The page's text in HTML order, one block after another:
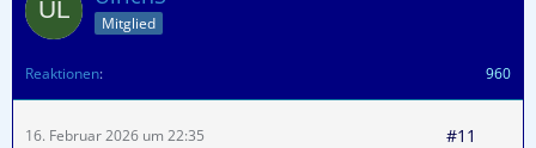
Mitglied
Reaktionen 960
16. Februar 2026 um 22:35 #11